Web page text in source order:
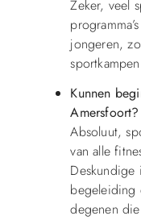
Zeker, veel
jongeren,
Kunnen
Amersfoort?
Absoluut,
van alle
Deskundige
begeleiding
degenen